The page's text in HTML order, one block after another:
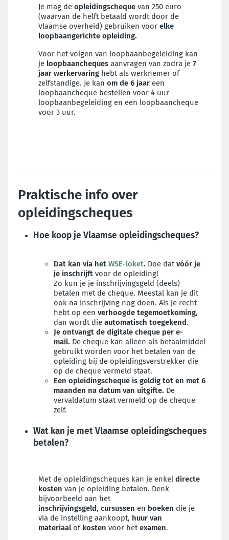
Je mag de opleidingscheque van 250 euro
(waarvan de helft betaald wordt door de
Vlaamse overheid) gebruiken voor elke
loopbaangerichte opleiding.
Voor het volgen van loopbaanbegeleiding kan
je loopbaancheques aanvragen van zodra je 7
jaar werkervaring hebt als werknemer of
zelfstandige. Je kan om de 6 jaar een
loopbaancheque bestellen voor 4 uur
loopbaanbegeleiding en een loopbaancheque
voor 3 uur.
Praktische info over
opleidingscheques
Hoe koop je Vlaamse opleidingscheques?
Dat kan via het WSE-loket. Doe dat vóór je
je inschrijft voor de opleiding!
Zo kun je je inschrijvingsgeld (deels)
betalen met de cheque. Meestal kan je dit
ook na inschrijving nog doen. Als je recht
hebt op een verhoogde tegemoetkoming,
dan wordt die automatisch toegekend.
Je ontvangt de digitale cheque per e-
mail. De cheque kan alleen als betaalmiddel
gebruikt worden voor het betalen van de
opleiding bij de opleidingsverstrekker die
op de cheque vermeld staat.
Een opleidingscheque is geldig tot en met 6
maanden na datum van uitgifte. De
vervaldatum staat vermeld op de cheque
zelf.
Wat kan je met Vlaamse opleidingscheques
betalen?
Met de opleidingscheques kan je enkel directe
kosten van je opleiding betalen. Denk
bijvoorbeeld aan het
inschrijvingsgeld, cursussen en boeken die je
via de instelling aankoopt, huur van
materiaal of kosten voor het examen.